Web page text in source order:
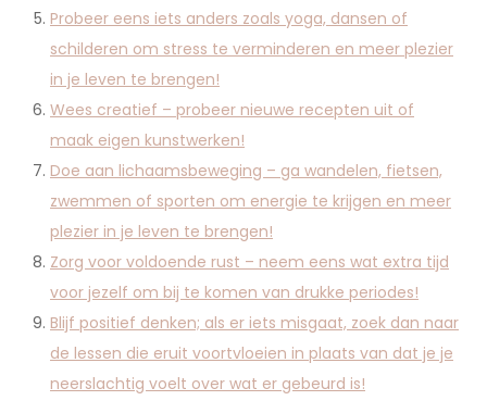
Probeer eens iets anders zoals yoga, dansen of
schilderen om stress te verminderen en meer plezier
in je leven te brengen!
Wees creatief – probeer nieuwe recepten uit of
maak eigen kunstwerken!
Doe aan lichaamsbeweging – ga wandelen, fietsen,
zwemmen of sporten om energie te krijgen en meer
plezier in je leven te brengen!
Zorg voor voldoende rust – neem eens wat extra tijd
voor jezelf om bij te komen van drukke periodes!
Blijf positief denken; als er iets misgaat, zoek dan naar
de lessen die eruit voortvloeien in plaats van dat je je
neerslachtig voelt over wat er gebeurd is!